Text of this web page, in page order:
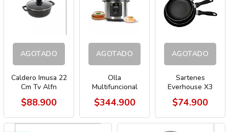
AGOTADO
Caldero Imusa 22
Cm Tv Alfn
Antiadherente
4334
$88.900
AGOTADO
Olla
Multifuncional
Kalley 5.5 Lt- 9
Funciones
$344.900
AGOTADO
Sartenes
Everhouse X3
$74.900